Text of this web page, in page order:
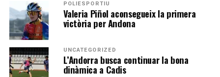
POLIESPORTIU
Valeria Piñol aconsegueix la primera
victòria per Andona
UNCATEGORIZED
L’Andorra busca continuar la bona
dinàmica a Cadis